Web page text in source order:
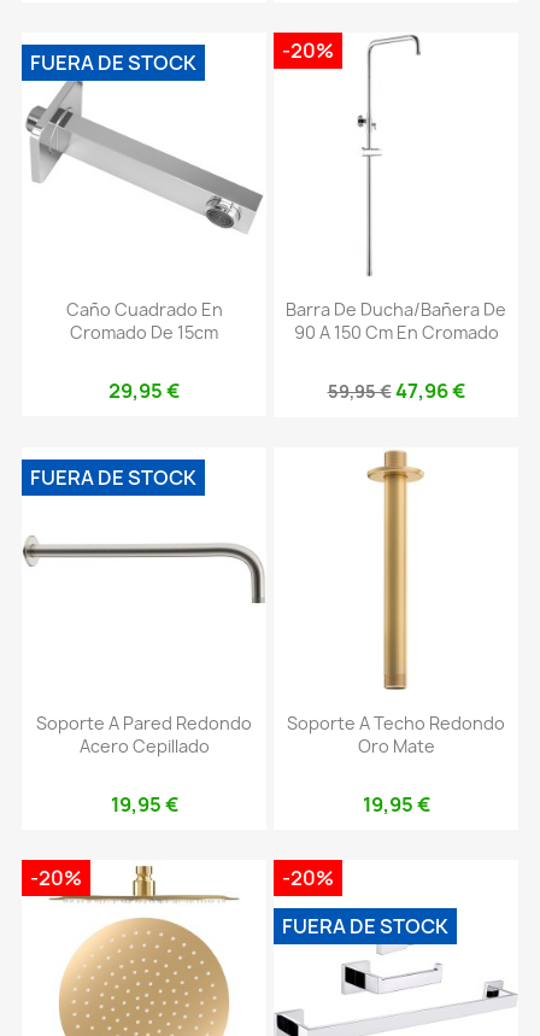
Caño Cuadrado En
Cromado De 15cm
29,95 €
FUERA DE STOCK
Barra De Ducha/bañera De
90 A 150 Cm En Cromado
59,95 €47,96 €
-20%
Soporte A Pared Redondo
Acero Cepillado
19,95 €
FUERA DE STOCK
Soporte A Techo Redondo
Oro Mate
19,95 €
-20%
-20%
FUERA DE STOCK